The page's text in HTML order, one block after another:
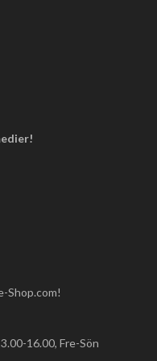
Shop.com!
16.00, Fre-Sön